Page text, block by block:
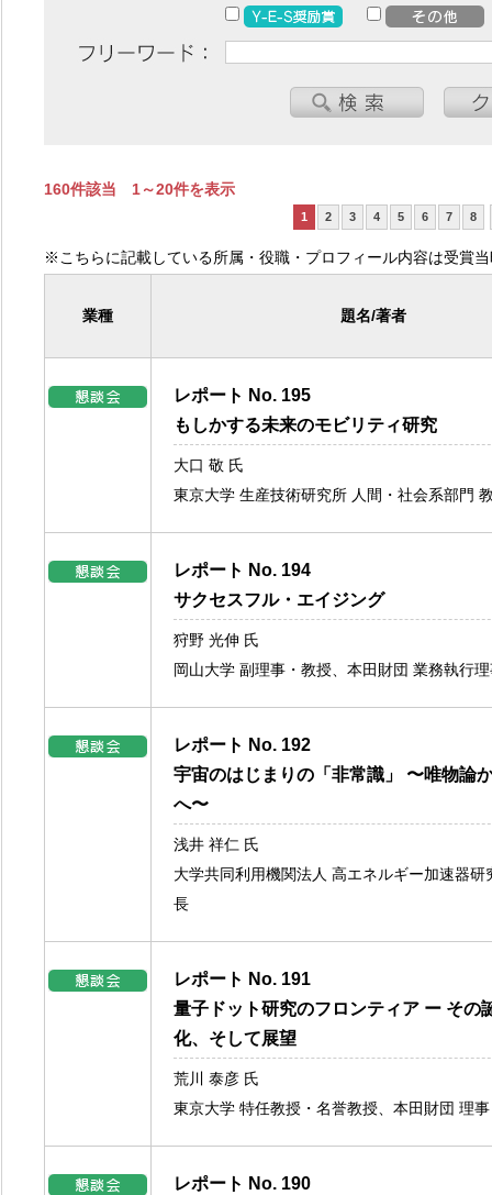
160件該当 1～20件を表示
1 2 3 4 5 6 7 8
※こちらに記載している所属・役職・プロフィール内容は受賞
業種 題名/著者
レポート No. 195
もしかする未来のモビリティ研究
大口 敬 氏
東京大学 生産技術研究所 人間・社会系部門
レポート No. 194
サクセスフル・エイジング
狩野 光伸 氏
岡山大学 副理事・教授、本田財団 業務執行
レポート No. 192
宇宙のはじまりの「非常識」 〜唯物論
へ〜
浅井 祥仁 氏
大学共同利用機関法人 高エネルギー加速器研
長
レポート No. 191
量子ドット研究のフロンティア ー その
化、そして展望
荒川 泰彦 氏
東京大学 特任教授・名誉教授、本田財団 理事
レポート No. 190